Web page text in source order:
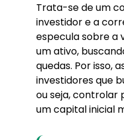
Trata-se de um
investidor e a
especula sobre a
um ativo,
quedas. Por isso,
investidores que
ou seja, controlar
um capital inicial